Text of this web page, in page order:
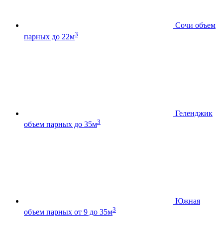
Сочи объем
парных до 22м3
Геленджик
объем парных до 35м3
Южная
объем парных от 9 до 35м3